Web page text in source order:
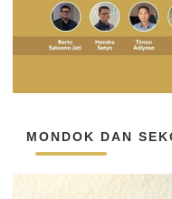
MONDOK DAN